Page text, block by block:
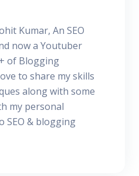
Kumar, An SEO
now a Youtuber
of Blogging
to share my skills
along with some
my personal
SEO & blogging